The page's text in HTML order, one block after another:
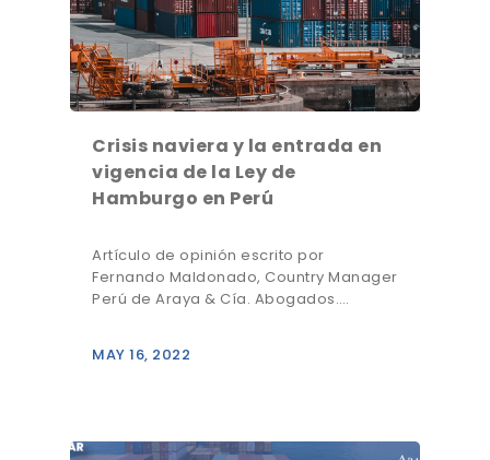
Crisis naviera y la entrada en
vigencia de la Ley de
Hamburgo en Perú
Artículo de opinión escrito por
Fernando Maldonado, Country Manager
Perú de Araya & Cía. Abogados.…
MAY 16, 2022